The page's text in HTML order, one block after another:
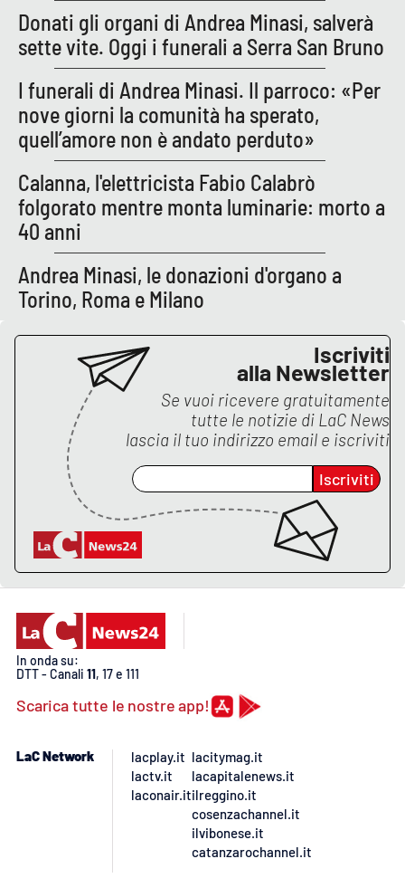
Catanzarochannel.it
APP
Android
Apple
Donati gli organi di Andrea Minasi, salverà
sette vite. Oggi i funerali a Serra San Bruno
I funerali di Andrea Minasi. Il parroco: «Per
nove giorni la comunità ha sperato,
quell’amore non è andato perduto»
Calanna, l'elettricista Fabio Calabrò
folgorato mentre monta luminarie: morto a
40 anni
Andrea Minasi, le donazioni d'organo a
Torino, Roma e Milano
Iscriviti
alla Newsletter
Se vuoi ricevere gratuitamente
tutte le notizie di LaC News
lascia il tuo indirizzo email e iscriviti
Iscriviti
In onda su:
DTT - Canali 11, 17 e 111
Scarica tutte le nostre app!
LaC Network
lacplay.it
lactv.it
laconair.it
lacitymag.it
lacapitalenews.it
ilreggino.it
cosenzachannel.it
ilvibonese.it
catanzarochannel.it